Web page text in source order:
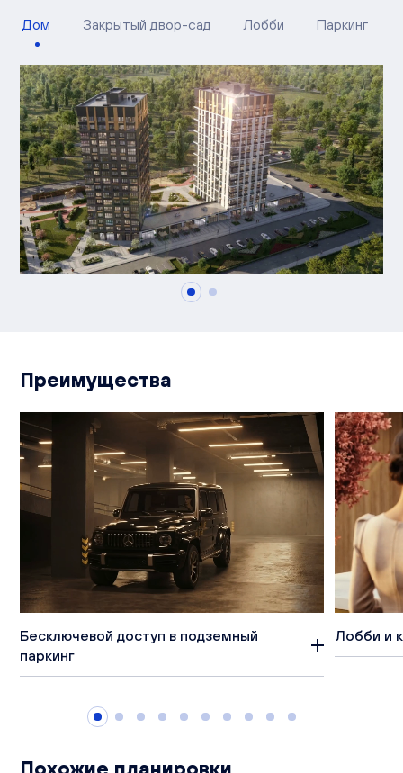
Дом Закрытый двор-сад Лобби Паркинг
Преимущества
Бесключевой доступ в подземный
паркинг
Лобби и